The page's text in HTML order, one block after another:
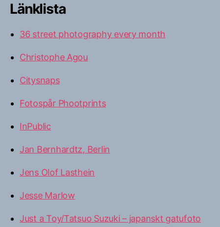
Länklista
36 street photography every month
Christophe Agou
Citysnaps
Fotospår Phootprints
InPublic
Jan Bernhardtz, Berlin
Jens Olof Lasthein
Jesse Marlow
Just a Toy/Tatsuo Suzuki – japanskt gatufoto